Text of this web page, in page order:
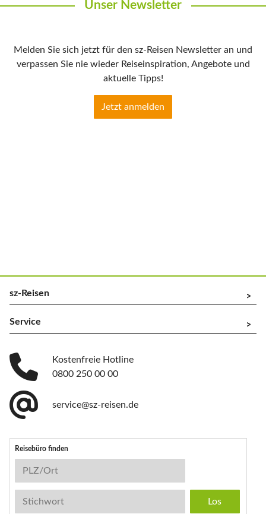
Unser Newsletter
Melden Sie sich jetzt für den sz-Reisen Newsletter an und
verpassen Sie nie wieder Reiseinspiration, Angebote und
aktuelle Tipps!
Jetzt anmelden
sz-Reisen ^
Service ^
Kostenfreie Hotline
0800 250 00 00
service@sz-reisen.de
Reisebüro finden
Reisebüro-Suche
PLZ/Ort